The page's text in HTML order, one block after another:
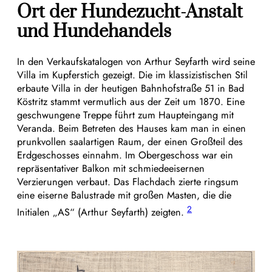
Ort der Hundezucht-Anstalt
und Hundehandels
In den Verkaufskatalogen von Arthur Seyfarth wird seine
Villa im Kupferstich gezeigt. Die im klassizistischen Stil
erbaute Villa in der heutigen Bahnhofstraße 51 in Bad
Köstritz stammt vermutlich aus der Zeit um 1870. Eine
geschwungene Treppe führt zum Haupteingang mit
Veranda. Beim Betreten des Hauses kam man in einen
prunkvollen saalartigen Raum, der einen Großteil des
Erdgeschosses einnahm. Im Obergeschoss war ein
repräsentativer Balkon mit schmiedeeisernen
Verzierungen verbaut. Das Flachdach zierte ringsum
eine eiserne Balustrade mit großen Masten, die die
Initialen „AS“ (Arthur Seyfarth) zeigten. 2